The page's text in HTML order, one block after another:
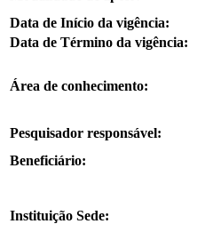
Data de Início da vigência:
Data de Término da vigência:
Área de conhecimento:
Pesquisador responsável:
Beneficiário:
Instituição Sede: